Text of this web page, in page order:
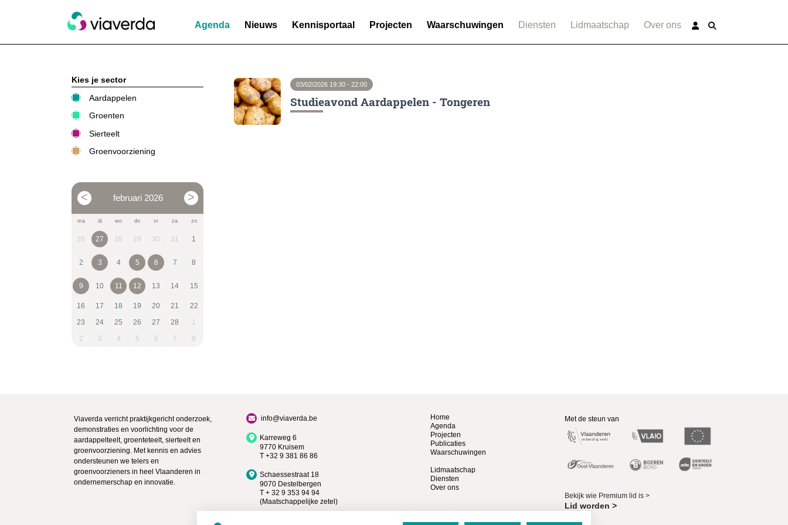
Agenda Nieuws Kennisportaal Projecten Waarschuwingen Diensten Lidmaatschap Over ons
Kies je sector
Aardappelen
Groenten
Sierteelt
Groenvoorziening
februari 2026
ma di wo do vr za zo
26 27 28 29 30 31 1
2 3 4 5 6 7 8
9 10 11 12 13 14 15
16 17 18 19 20 21
22
23
24 25 26 27 28
1
2
3 4 5 6 7 8
03/02/2026 19:30 - 22:00
Studieavond Aardappelen - Tongeren
Viaverda verricht praktijkgericht onderzoek,
demonstraties en voorlichting voor de
aardappelteelt, groenteteelt, sierteelt en
groenvoorziening. Met kennis en advies
ondersteunen we telers en
groenvoorzieners in heel Vlaanderen in
ondernemerschap en innovatie.
info@viaverda.be
Karreweg 6
9770 Kruisem
T +32 9 381 86 86
Schaessestraat 18
9070 Destelbergen
T + 32 9 353 94 94
(Maatschappelijke zetel)
Home
Agenda
Projecten
Publicaties
Waarschuwingen
Lidmaatschap
Diensten
Over ons
Met de steun van
Bekijk wie Premium lid is >
Lid worden >